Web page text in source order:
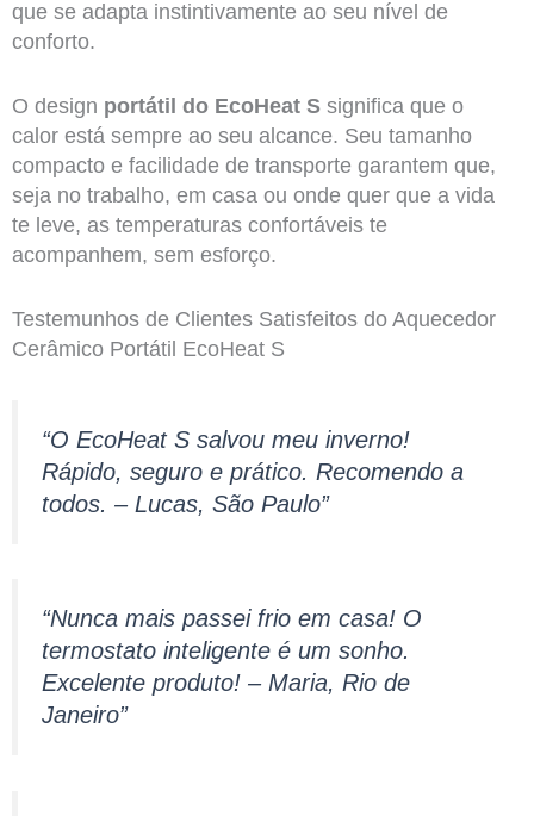
que se adapta instintivamente ao seu nível de
conforto.
O design portátil do EcoHeat Ssignifica que o
calor está sempre ao seu alcance. Seu tamanho
compacto e facilidade de transporte garantem que,
seja no trabalho, em casa ou onde quer que a vida
te leve, as temperaturas confortáveis te
acompanhem, sem esforço.
Testemunhos de Clientes Satisfeitos do Aquecedor
Cerâmico Portátil EcoHeat S
“O EcoHeat S salvou meu inverno!
Rápido, seguro e prático. Recomendo a
todos. – Lucas, São Paulo”
“Nunca mais passei frio em casa! O
termostato inteligente é um sonho.
Excelente produto! – Maria, Rio de
Janeiro”